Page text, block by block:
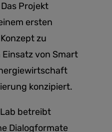
Projekt
ersten
zu
von Smart
konzipiert.
betreibt
Dialogformate